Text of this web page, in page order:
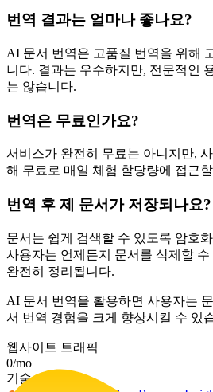
번역 결과는 얼마나 좋나요?
AI 문서 번역은 고품질 번역을 위해
니다. 결과는 우수하지만, 전문적인
는 않습니다.
번역은 무료인가요?
서비스가 완전히 무료는 아니지만,
해 무료로 매일 체험 할당량에 접근
번역 후 제 문서가 저장되나요?
문서는 쉽게 검색할 수 있도록 암호
사용자는 언제든지 문서를 삭제할 수
완전히 정리됩니다.
AI 문서 번역을 활용하면 사용자는
서 번역 경험을 크게 향상시킬 수 있
웹사이트 트래픽
0/mo
기술 스택